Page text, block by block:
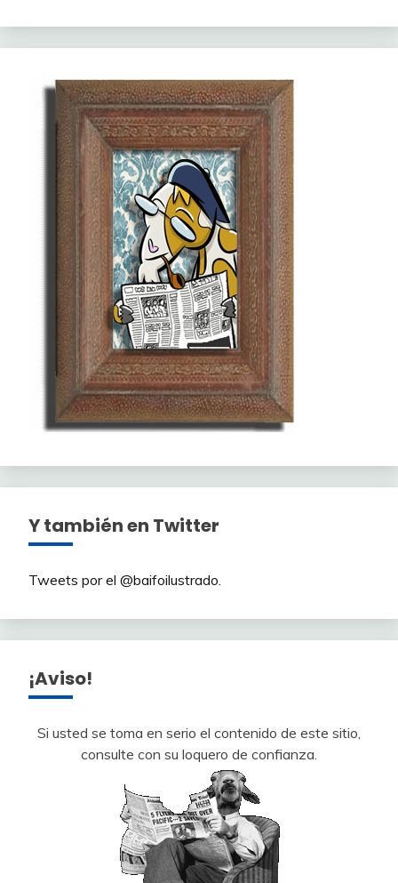
Y también en Twitter
Tweets por el @baifoilustrado.
¡Aviso!
Si usted se toma en serio el contenido de este sitio,
consulte con su loquero de confianza.